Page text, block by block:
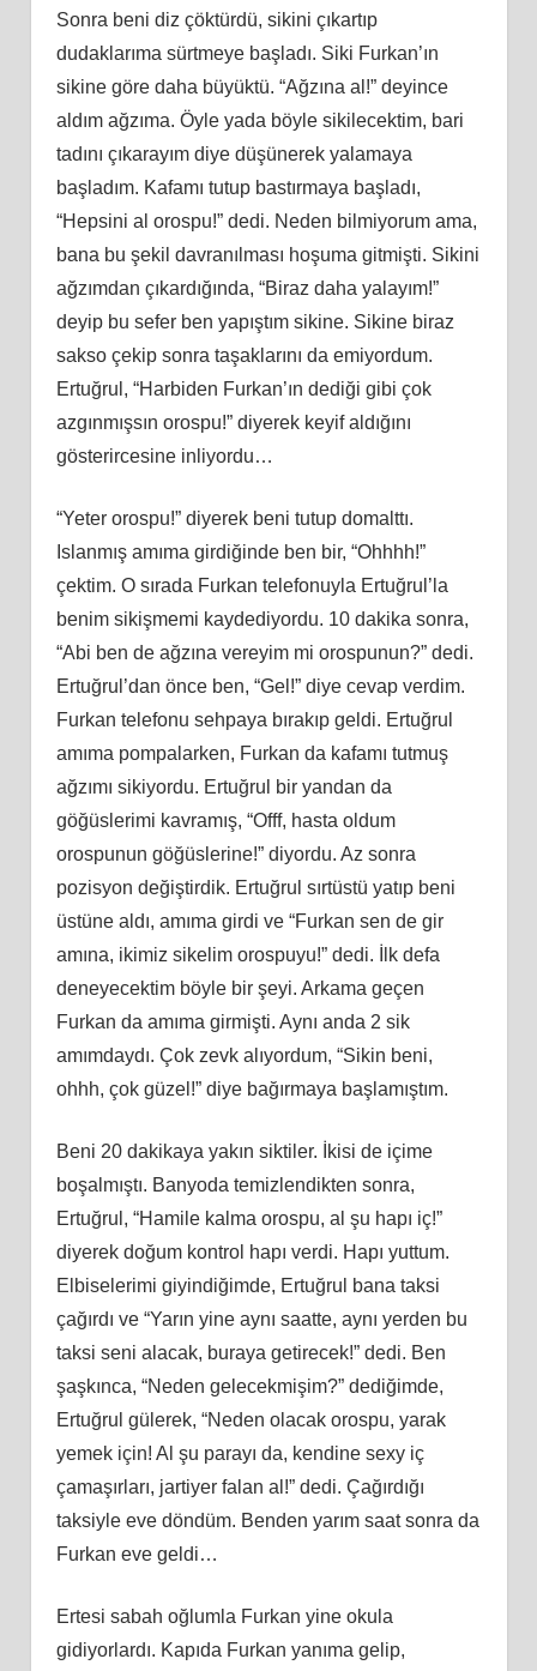
Sonra beni diz çöktürdü, sikini çıkartıp
dudaklarıma sürtmeye başladı. Siki Furkan’ın
sikine göre daha büyüktü. “Ağzına al!” deyince
aldım ağzıma. Öyle yada böyle sikilecektim, bari
tadını çıkarayım diye düşünerek yalamaya
başladım. Kafamı tutup bastırmaya başladı,
“Hepsini al orospu!” dedi. Neden bilmiyorum ama,
bana bu şekil davranılması hoşuma gitmişti. Sikini
ağzımdan çıkardığında, “Biraz daha yalayım!”
deyip bu sefer ben yapıştım sikine. Sikine biraz
sakso çekip sonra taşaklarını da emiyordum.
Ertuğrul, “Harbiden Furkan’ın dediği gibi çok
azgınmışsın orospu!” diyerek keyif aldığını
gösterircesine inliyordu…
“Yeter orospu!” diyerek beni tutup domalttı.
Islanmış amıma girdiğinde ben bir, “Ohhhh!”
çektim. O sırada Furkan telefonuyla Ertuğrul’la
benim sikişmemi kaydediyordu. 10 dakika sonra,
“Abi ben de ağzına vereyim mi orospunun?” dedi.
Ertuğrul’dan önce ben, “Gel!” diye cevap verdim.
Furkan telefonu sehpaya bırakıp geldi. Ertuğrul
amıma pompalarken, Furkan da kafamı tutmuş
ağzımı sikiyordu. Ertuğrul bir yandan da
göğüslerimi kavramış, “Offf, hasta oldum
orospunun göğüslerine!” diyordu. Az sonra
pozisyon değiştirdik. Ertuğrul sırtüstü yatıp beni
üstüne aldı, amıma girdi ve “Furkan sen de gir
amına, ikimiz sikelim orospuyu!” dedi. İlk defa
deneyecektim böyle bir şeyi. Arkama geçen
Furkan da amıma girmişti. Aynı anda 2 sik
amımdaydı. Çok zevk alıyordum, “Sikin beni,
ohhh, çok güzel!” diye bağırmaya başlamıştım.
Beni 20 dakikaya yakın siktiler. İkisi de içime
boşalmıştı. Banyoda temizlendikten sonra,
Ertuğrul, “Hamile kalma orospu, al şu hapı iç!”
diyerek doğum kontrol hapı verdi. Hapı yuttum.
Elbiselerimi giyindiğimde, Ertuğrul bana taksi
çağırdı ve “Yarın yine aynı saatte, aynı yerden bu
taksi seni alacak, buraya getirecek!” dedi. Ben
şaşkınca, “Neden gelecekmişim?” dediğimde,
Ertuğrul gülerek, “Neden olacak orospu, yarak
yemek için! Al şu parayı da, kendine sexy iç
çamaşırları, jartiyer falan al!” dedi. Çağırdığı
taksiyle eve döndüm. Benden yarım saat sonra da
Furkan eve geldi…
Ertesi sabah oğlumla Furkan yine okula
gidiyorlardı. Kapıda Furkan yanıma gelip,